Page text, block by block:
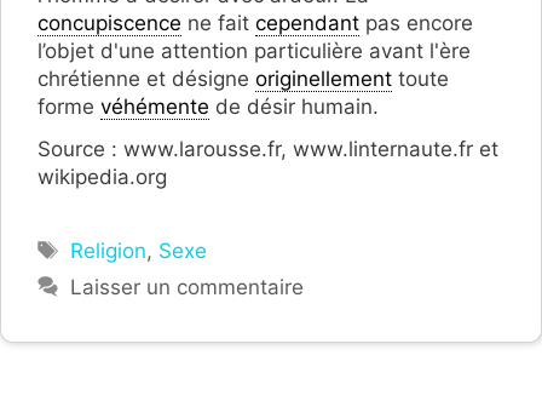
concupiscence ne fait cependant pas encore
l’objet d'une attention particulière avant l'ère
chrétienne et désigne originellement toute
forme véhémente de désir humain.
Source : www.larousse.fr, www.linternaute.fr et
wikipedia.org
Étiquettes
Religion, Sexe
Laisser un commentaire